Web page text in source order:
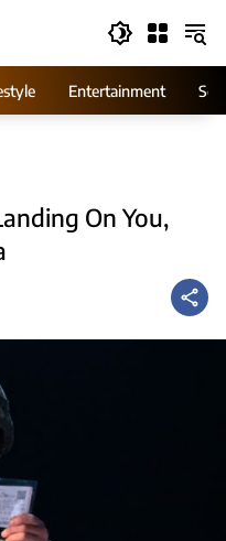
Entertainment
On You,